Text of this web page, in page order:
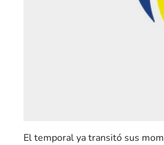
El temporal ya transitó sus